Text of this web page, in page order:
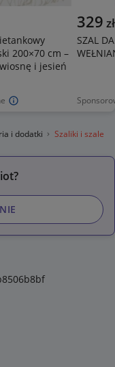
200×70 cm –
i jesień
329 zł
SZAL
i dodatki Szaliki i szale